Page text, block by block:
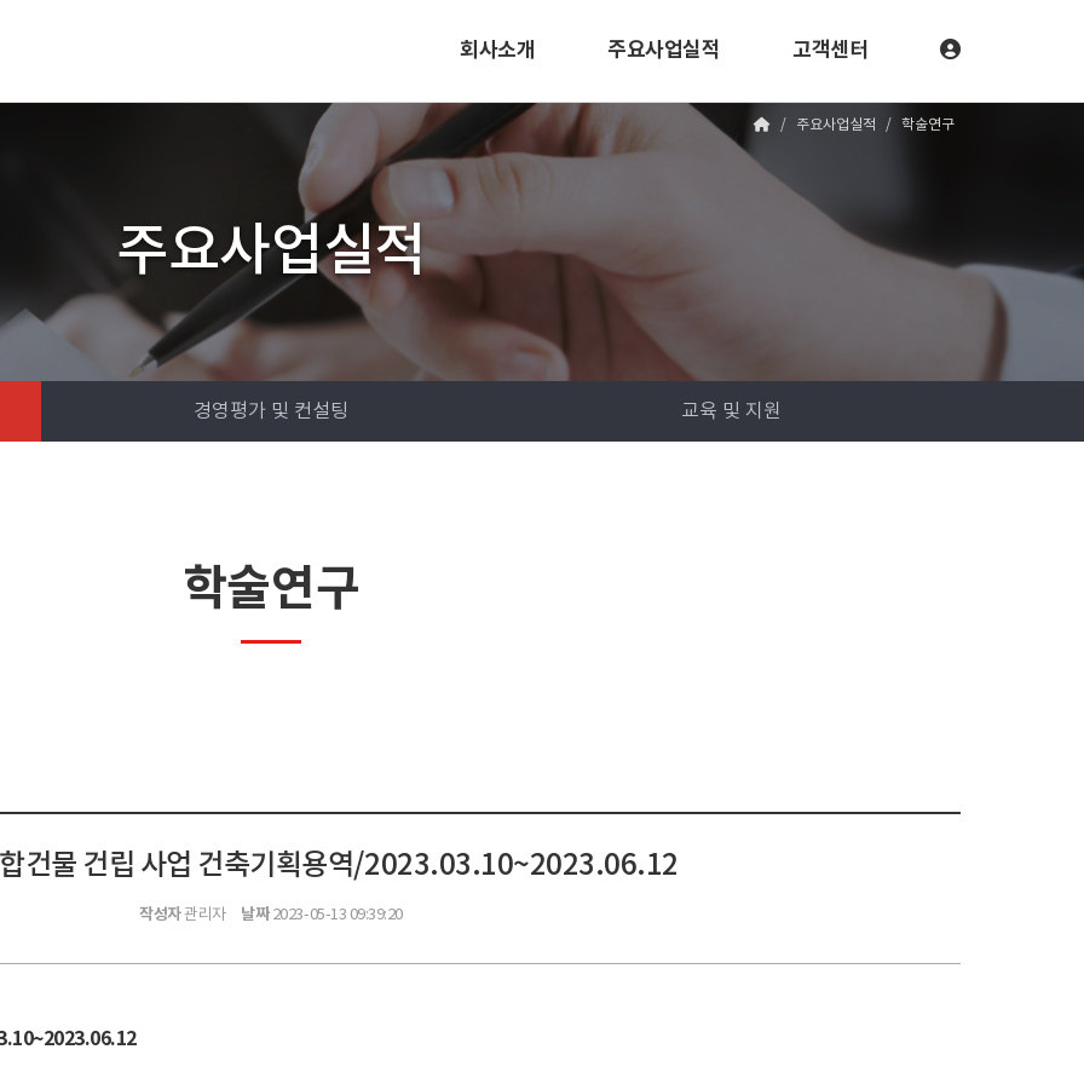
회사소개 주요사업실적 고객센터
주요사업실적
주요사업실적 학술연구
경영평가 및 컨설팅 교육 및 지원
학술연구
건물 건립 사업 건축기획용역/2023.03.10~2023.06.12
작성자관리자 날짜2023-05-13 09:39:20